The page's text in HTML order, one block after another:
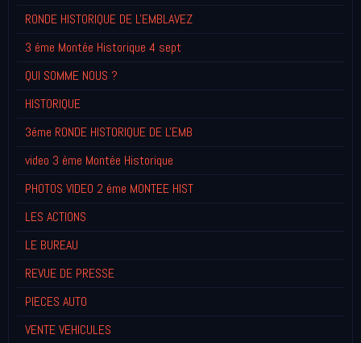
RONDE HISTORIQUE DE L'EMBLAVEZ
3 éme Montée Historique 4 sept
QUI SOMME NOUS ?
HISTORIQUE
3éme RONDE HISTORIQUE DE L'EMB
video 3 éme Montée Historique
PHOTOS VIDEO 2 éme MONTEE HIST
LES ACTIONS
LE BUREAU
REVUE DE PRESSE
PIECES AUTO
VENTE VEHICULES